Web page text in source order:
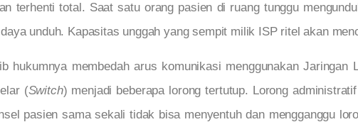
terhenti total. Saat satu orang pasien di ruang tunggu
unduh. Kapasitas unggah yang sempit milik ISP ritel akan
hukumnya membedah arus komunikasi menggunakan Jaringan
(Switch) menjadi beberapa lorong tertutup. Lorong
pasien sama sekali tidak bisa menyentuh dan mengganggu